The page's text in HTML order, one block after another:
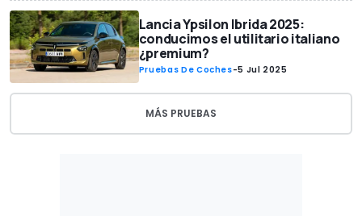
Lancia Ypsilon Ibrida 2025:
conducimos el utilitario italiano
¿premium?
Pruebas De Coches-5 Jul 2025
MÁS PRUEBAS